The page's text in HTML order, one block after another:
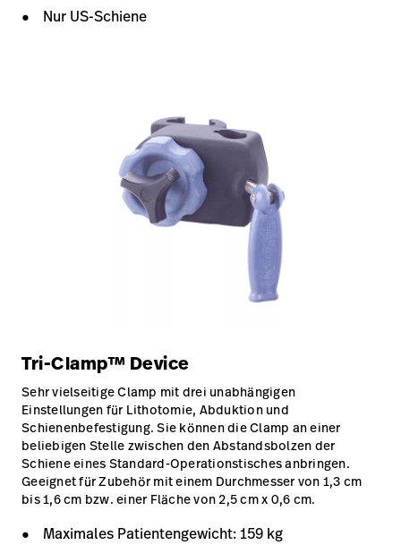
Nur US-Schiene
Tri-Clamp™ Device
Sehr vielseitige Clamp mit drei unabhängigen
Einstellungen für Lithotomie, Abduktion und
Schienenbefestigung. Sie können die Clamp an einer
beliebigen Stelle zwischen den Abstandsbolzen der
Schiene eines Standard-Operationstisches anbringen.
Geeignet für Zubehör mit einem Durchmesser von 1,3 cm
bis 1,6 cm bzw. einer Fläche von 2,5 cm x 0,6 cm.
Maximales Patientengewicht: 159 kg